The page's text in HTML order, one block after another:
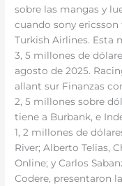
sobre las mangas y
cuando sony
Turkish Airlines. Esta
3, 5 millones de
agosto de 2025.
allant sur Finanzas
2, 5 millones sobre
tiene a Burbank, e
1, 2 millones de
River; Alberto Telias,
Online; y Carlos
Codere, presentaron